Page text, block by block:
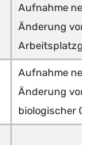
Aufnahme neuer
Änderung
Aufnahme neuer
Änderung
biologischer